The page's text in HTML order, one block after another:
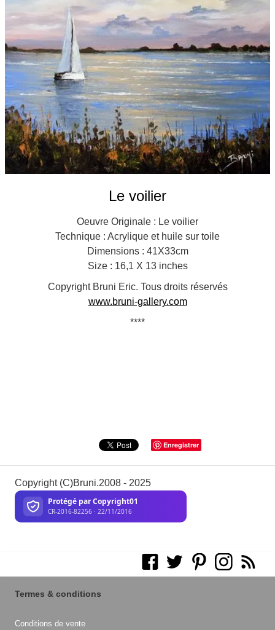
Le voilier
Oeuvre Originale : Le voilier
Technique : Acrylique et huile sur toile
Dimensions : 41X33cm
Size : 16,1 X 13 inches
Copyright Bruni Eric. Tous droits réservés
www.bruni-gallery.com
****
Enregistrer
Copyright (C)Bruni.2008 - 2025
Termes & conditions
Conditions de vente